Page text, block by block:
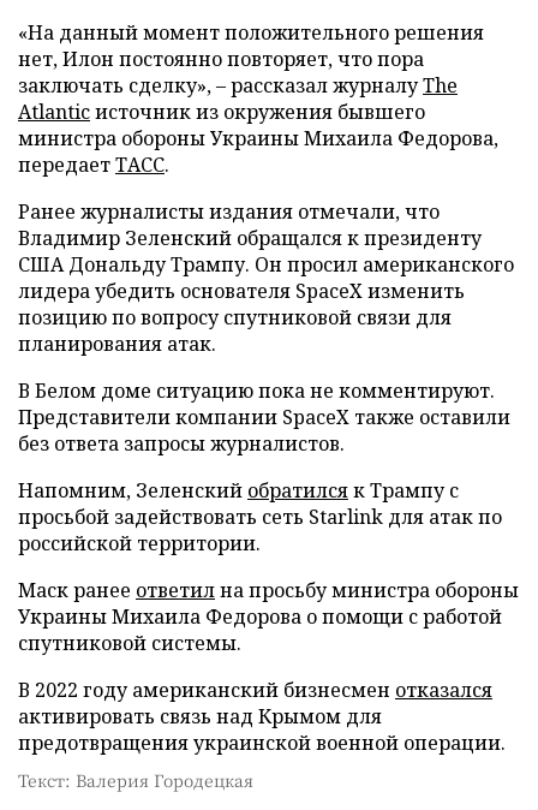
«На данный момент положительного решения
нет, Илон постоянно повторяет, что пора
заключать сделку», – рассказал журналуThe
Atlanticисточник из окружения бывшего
министра обороны Украины Михаила Федорова,
передаетТАСС.
Ранее журналисты издания отмечали, что
Владимир Зеленский обращался к президенту
США Дональду Трампу. Он просил американского
лидера убедить основателя SpaceX изменить
позицию по вопросу спутниковой связи для
планирования атак.
В Белом доме ситуацию пока не комментируют.
Представители компании SpaceX также оставили
без ответа запросы журналистов.
Напомним, Зеленский обратилсяк Трампу с
просьбой задействовать сеть Starlink для атак по
российской территории.
Маск ранее ответилна просьбу министра обороны
Украины Михаила Федорова о помощи с работой
спутниковой системы.
В 2022 году американский бизнесмен отказался
активировать связь над Крымом для
предотвращения украинской военной операции.
Текст: Валерия Городецкая